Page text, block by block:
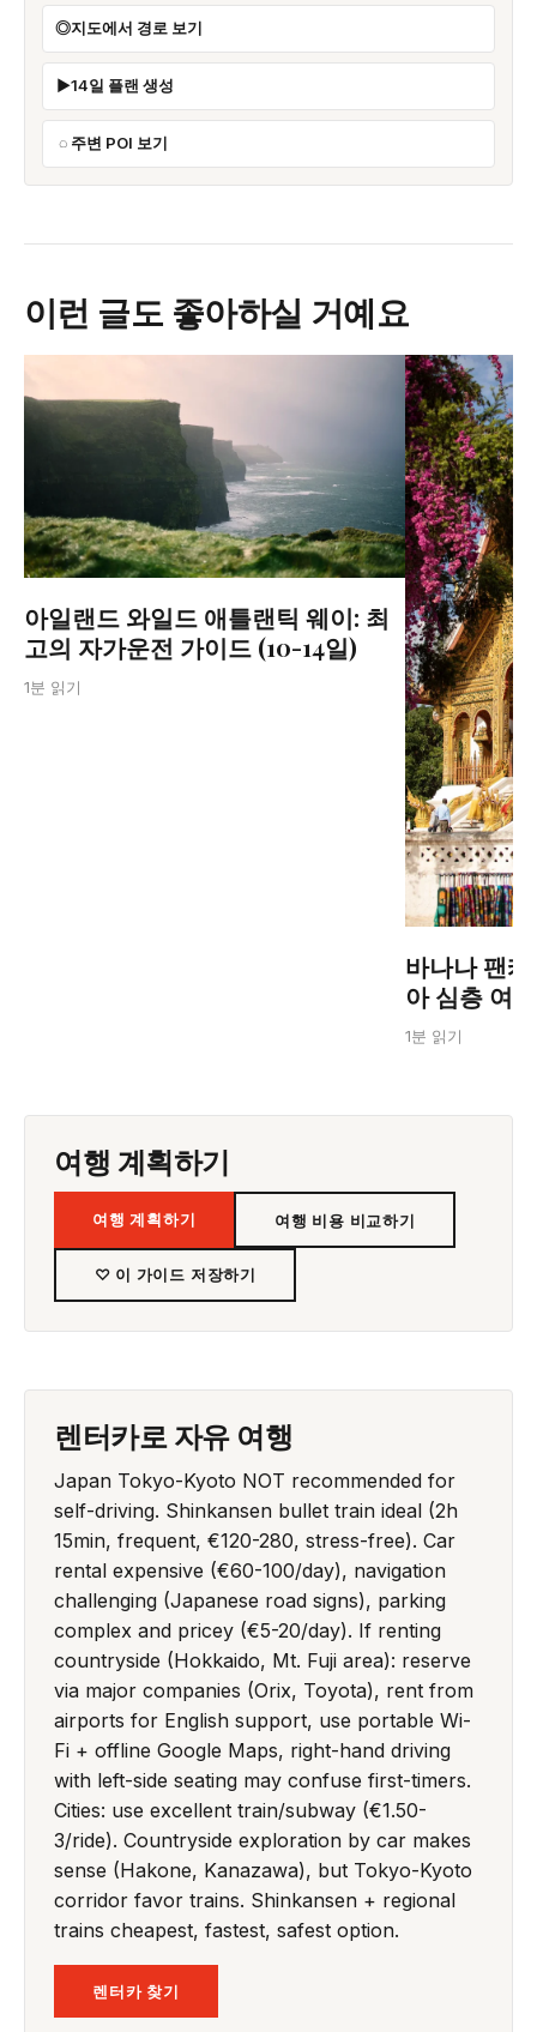
지도에서 경로 보기
14일 플랜 생성
주변 POI 보기
이런 글도 좋아하실 거예요
아일랜드 와일드 애틀랜틱 웨이: 최
고의 자가운전 가이드 (10-14일)
1분 읽기
바나나 팬
아 심층 여
1분 읽기
여행 계획하기
여행 계획하기 여행 비용 비교하기
♡ 이 가이드 저장하기
렌터카로 자유 여행
Japan Tokyo-Kyoto NOT recommended for
self-driving. Shinkansen bullet train ideal (2h
15min, frequent, €120-280, stress-free). Car
rental expensive (€60-100/day), navigation
challenging (Japanese road signs), parking
complex and pricey (€5-20/day). If renting
countryside (Hokkaido, Mt. Fuji area): reserve
via major companies (Orix, Toyota), rent from
airports for English support, use portable Wi-
Fi + offline Google Maps, right-hand driving
with left-side seating may confuse first-timers.
Cities: use excellent train/subway (€1.50-
3/ride). Countryside exploration by car makes
sense (Hakone, Kanazawa), but Tokyo-Kyoto
corridor favor trains. Shinkansen + regional
trains cheapest, fastest, safest option.
렌터카 찾기